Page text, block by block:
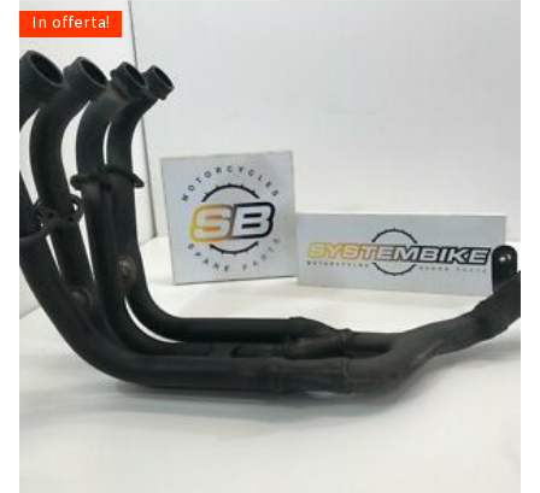
In offerta!